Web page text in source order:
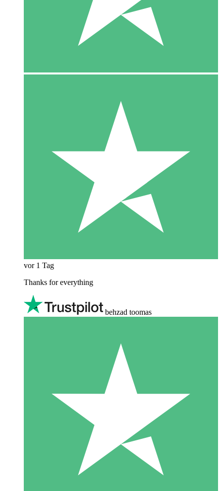
vor 1 Tag
Thanks for everything
behzad toomas